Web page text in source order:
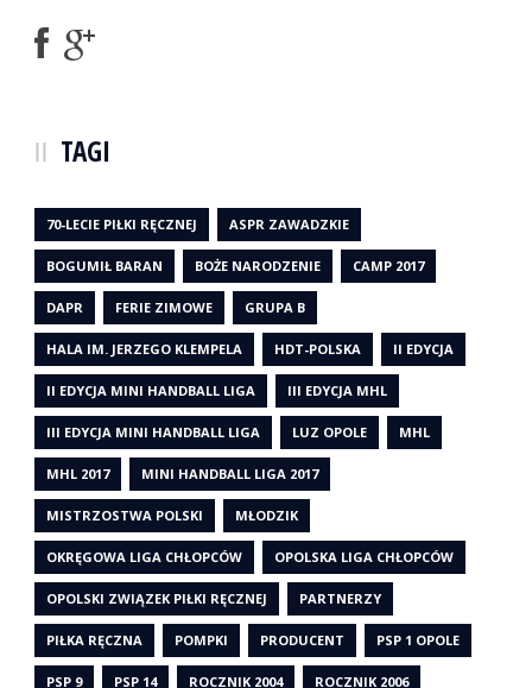
TAGI
70-LECIE PIŁKI RĘCZNEJ ASPR ZAWADZKIE
BOGUMIŁ BARAN BOŻE NARODZENIE CAMP 2017
DAPR FERIE ZIMOWE GRUPA B
HALA IM. JERZEGO KLEMPELA HDT-POLSKA II EDYCJA
II EDYCJA MINI HANDBALL LIGA III EDYCJA MHL
III EDYCJA MINI HANDBALL LIGA LUZ OPOLE MHL
MHL 2017 MINI HANDBALL LIGA 2017
MISTRZOSTWA POLSKI MŁODZIK
OKRĘGOWA LIGA CHŁOPCÓW OPOLSKA LIGA CHŁOPCÓW
OPOLSKI ZWIĄZEK PIŁKI RĘCZNEJ PARTNERZY
PIŁKA RĘCZNA POMPKI PRODUCENT PSP 1 OPOLE
PSP 9 PSP 14 ROCZNIK 2004 ROCZNIK 2006